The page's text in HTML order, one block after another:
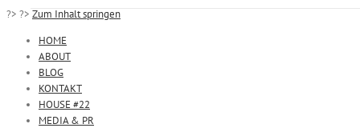
?> ?> Zum Inhalt springen
HOME
ABOUT
BLOG
KONTAKT
HOUSE #22
MEDIA & PR